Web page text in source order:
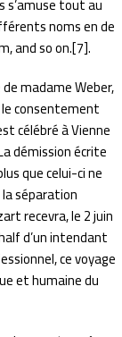
noms en de
and so on.[7].
madame Weber,
consentement
célébré à Vienne
démission écrite
que celui-ci ne
séparation
recevra, le 2 juin
d’un intendant
ce voyage
et humaine du